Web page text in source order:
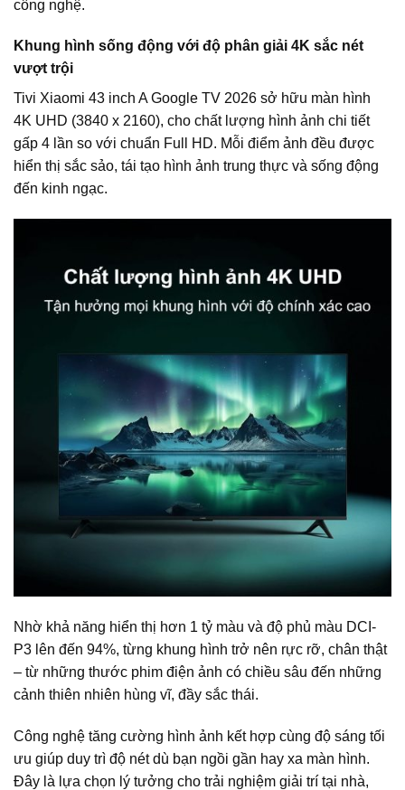
công nghệ.
Khung hình sống động với độ phân giải 4K sắc nét
vượt trội
Tivi Xiaomi 43 inch A Google TV 2026 sở hữu màn hình
4K UHD (3840 x 2160), cho chất lượng hình ảnh chi tiết
gấp 4 lần so với chuẩn Full HD. Mỗi điểm ảnh đều được
hiển thị sắc sảo, tái tạo hình ảnh trung thực và sống động
đến kinh ngạc.
Nhờ khả năng hiển thị hơn 1 tỷ màu và độ phủ màu DCI-
P3 lên đến 94%, từng khung hình trở nên rực rỡ, chân thật
– từ những thước phim điện ảnh có chiều sâu đến những
cảnh thiên nhiên hùng vĩ, đầy sắc thái.
Công nghệ tăng cường hình ảnh kết hợp cùng độ sáng tối
ưu giúp duy trì độ nét dù bạn ngồi gần hay xa màn hình.
Đây là lựa chọn lý tưởng cho trải nghiệm giải trí tại nhà,